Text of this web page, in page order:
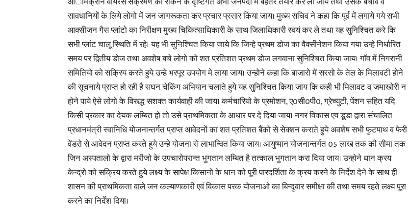
सावधानियों के लिये लोगो में जन जागरूकता कर प्रचार प्रसार किया जाय। मुख्य सचिव ने कहा कि पूर्व में लगाये गये सभी
आक्सीजन गैस प्लांटो का निरीक्षण मुख्य चिकित्साधिकारी के साथ जिलाधिकारी स्वयं कर ले तथा यह सुनिश्चित करे कि
सभी प्लांट चालू स्थिति में रहे। यह भी सुनिश्चित किया जाये कि जिन्हे प्रथम डोज का वैक्सीनेशन किया गया उन्हे निर्धारित
समय पर द्वितीय डोज तथा अवशेष बचे लोगो को शत प्रतिशत प्रथम डोज लगवाना सुनिश्चित किया जाय। गाॅव में निगरानी
समितियो को सक्रिय करते हुये उन्हे भरपूर उपयोग मे लाया जाय। उन्होने कहा कि बाजारो में सरसो के तेल के मिलावटी होने
की सूचनाये प्राप्त हो रही है सघन चेकिंग अभियान चलाते हुये यह सुनिश्चित किया जाय कि कही भी मिलावट व जमाखोरी न
होने पाये ऐसे लोगो के विरूद्ध सशक्त कार्यवाही की जाय। कर्मचारियो के प्रमोशन, ए0सी0पी0, ग्रेच्युटी, पेंशन सहित यदि
किसी प्रकार का देयक लम्बित हो तो उसे प्राथमिकता के आधार पर दे दिया जाय। नगर विकास एव डूडा द्वारा संचालित
प्रधानमंत्री स्वानिधि योजनान्तर्गत प्राप्त आवेदनों का शत प्रतिशत बैंको से सेक्शन कराते हुये अवशेष सभी फुटपाथ व फेरी
वेंडरो से आवेदन प्राप्त करते हुये उन्हे योजना से लाभान्वित किया जाय। आयुष्मान योजनान्तर्गत 05 लाख तक की सीमा तक
जिन अस्पतालो के द्वारा मरीजो के उपचारोपरान्त भुगतान लम्बित है तत्काल भुगतान करा दिया जाय। उन्होने धान क्रय
केन्द्रो को सक्रिय करते हुये लक्ष्य के सापेक्ष किसानो के धान को पूरी पारदर्शिता के क्रय करने के निर्देश देने के साथ ही
शासन की प्राथमिकता वाले जन कल्याणकारी एवं विकास परक योजनाओ का बिन्दुवार समीक्षा की तथा समय रहते लक्ष्य पूरा
करने का निर्देश दिया।